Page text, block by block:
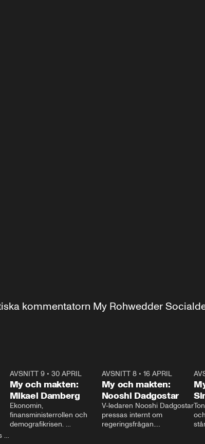
kommentatorn My Rohwedder
AVSNITT 9• 30 APRIL
My och makten:
Mikael Damberg
Ekonomin,
finansministerrollen och
demografikrisen.
AVSNITT 8• 16 APRIL
My och makten:
Nooshi Dadgostar
V-ledaren Nooshi Dadgostar
pressas internt om
regeringsfrågan.